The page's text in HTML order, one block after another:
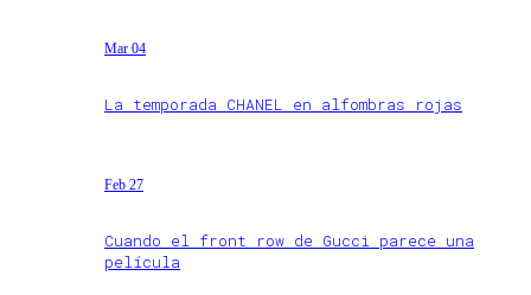
Mar 04
La temporada CHANEL en alfombras rojas
Feb 27
Cuando el front row de Gucci parece una
película